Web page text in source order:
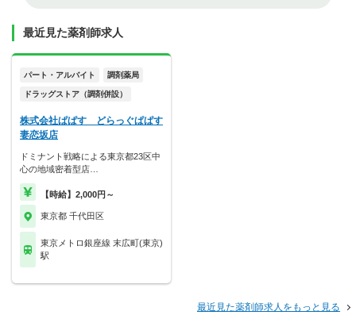
最近見た薬剤師求人
パート・アルバイト 調剤薬局
ドラッグストア（調剤併設）
株式会社ぱぱす どらっぐぱぱす
妻恋坂店
ドミナント戦略による東京都23区中
心の地域密着型店…
【時給】2,000円～
東京都 千代田区
東京メトロ銀座線 末広町(東京)
駅
最近見た薬剤師求人をもっと見る